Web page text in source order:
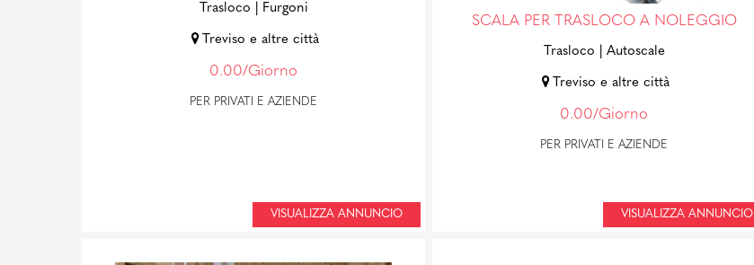
Trasloco | Furgoni
Treviso e altre città
0.00/Giorno
PER PRIVATI E AZIENDE
VISUALIZZA ANNUNCIO
SCALA PER TRASLOCO A NOLEGGIO
Trasloco | Autoscale
Treviso e altre città
0.00/Giorno
PER PRIVATI E AZIENDE
VISUALIZZA ANNUNCIO